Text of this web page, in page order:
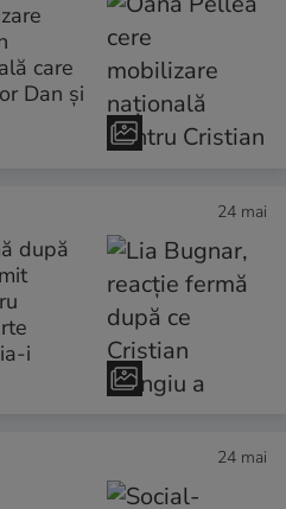
care
Dan și
24 mai
după
i
24 mai